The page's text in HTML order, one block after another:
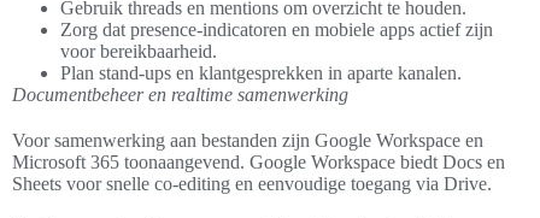
Gebruik threads en mentions om overzicht te houden.
Zorg dat presence-indicatoren en mobiele apps actief zijn
voor bereikbaarheid.
Plan stand-ups en klantgesprekken in aparte kanalen.
Documentbeheer en realtime samenwerking
Voor samenwerking aan bestanden zijn Google Workspace en
Microsoft 365 toonaangevend. Google Workspace biedt Docs en
Sheets voor snelle co-editing en eenvoudige toegang via Drive.